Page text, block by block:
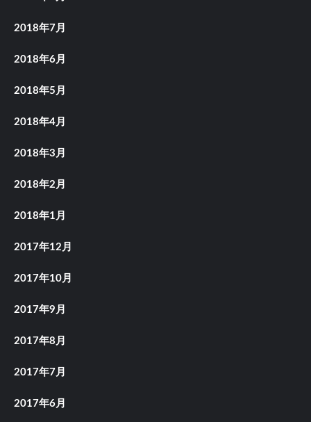
2018年7月
2018年6月
2018年5月
2018年4月
2018年3月
2018年2月
2018年1月
2017年12月
2017年10月
2017年9月
2017年8月
2017年7月
2017年6月